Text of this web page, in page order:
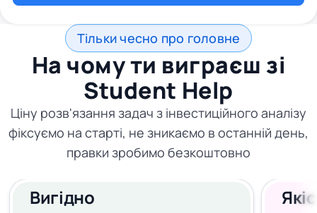
Тільки чесно про головне
На чому ти виграєш зі
Student Help
Ціну розв'язання задач з інвестиційного аналізу
фіксуємо на старті, не зникаємо в останній день,
правки зробимо безкоштовно
Вигідно